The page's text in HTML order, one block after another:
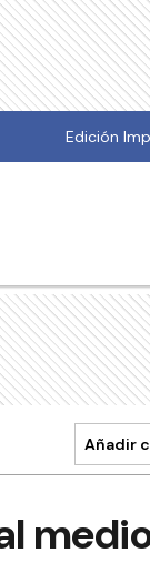
Edición
Añadir